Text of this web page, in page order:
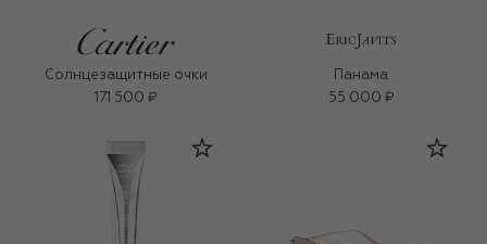
Солнцезащитные очки
171 500 ₽
Панама
55 000 ₽